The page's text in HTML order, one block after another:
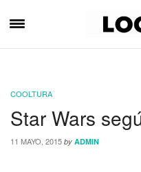
COOLTURA
Star Wars
11 MAYO, 2015 by ADMIN